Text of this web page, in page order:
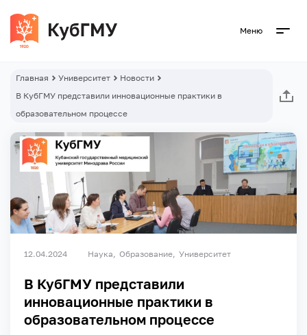
Меню
Главная Университет
Новости
В КубГМУ представили инновационные практики в
образовательном процессе
12.04.2024 Наука Образование Университет
В КубГМУ представили
инновационные практики в
образовательном процессе